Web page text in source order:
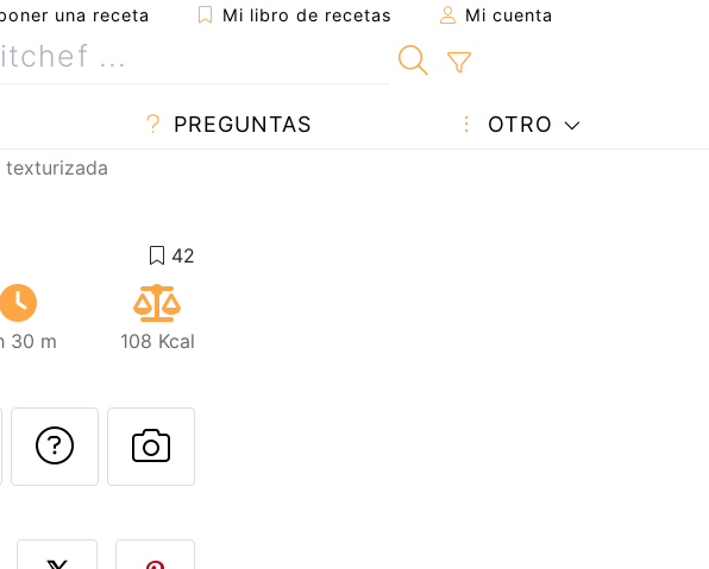
una receta Mi libro de recetas Mi cuenta
PREGUNTAS OTRO
texturizada
30 m 108 Kcal
esta receta a un amigo
Imprimir esta página
Preguntar al autor
Publicar la foto de esta receta